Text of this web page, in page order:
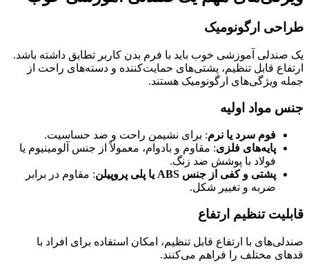
طراحی ارگونومیک
یک صندلی آموزشی خوب باید با فرم بدن کاربر تطابق داشته باشد.
ارتفاع قابل تنظیم، پشتی‌های حمایت‌کننده و دسته‌های راحت از
جمله ویژگی‌های ارگونومیک هستند.
جنس مواد اولیه
فوم سرد یا نرم: برای نشیمن راحت و ضد حساسیت.
پایه‌های فلزی: مقاوم و بادوام، معمولاً از جنس آلومینیوم یا
فولاد با پوشش ضد زنگ.
پشتی و کفی از جنس ABS یا پلی پروپیلن
: مقاوم در برابر
ضربه و تغییر شکل.
قابلیت تنظیم ارتفاع
صندلی‌های با ارتفاع قابل تنظیم، امکان استفاده برای افراد با
قدهای مختلف را فراهم می‌کنند.